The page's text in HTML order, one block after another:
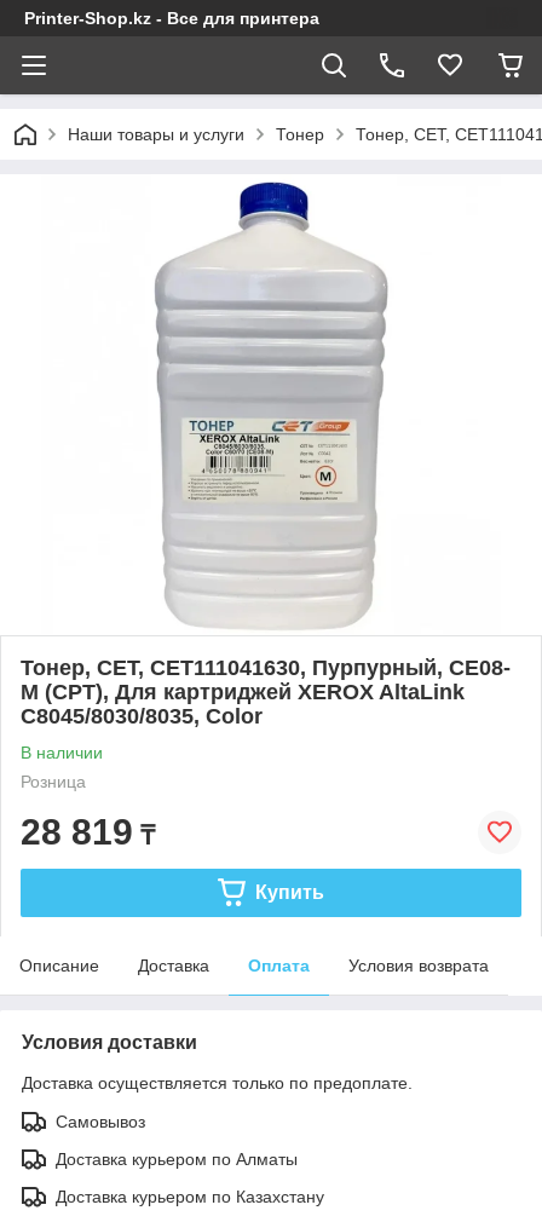
Printer-Shop.kz - Все для принтера
Наши товары и услуги Тонер Тонер, CET,
Тонер, CET, CET111041630, Пурпурный, CE08-
M (CPT), Для картриджей XEROX AltaLink
C8045/8030/8035, Color
В наличии
Розница
28 819 ₸
Купить
Описание Доставка Оплата Условия возврата
Условия доставки
Доставка осуществляется только по предоплате.
Самовывоз
Доставка курьером по Алматы
Доставка курьером по Казахстану